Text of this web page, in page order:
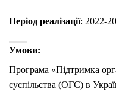
Період реалізації: 2022-
Умови:
Програма «Підтримка
суспільства (ОГС) в